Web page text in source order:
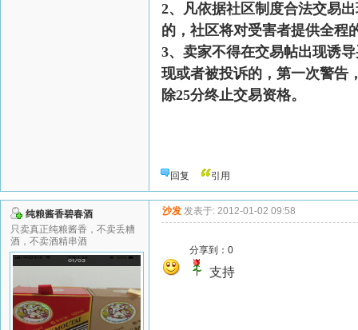
2、凡依据社区制度合法交易
的，社区将对受害者提供全程
3、卖家不得在交易帖出现诱
现或者被投诉的，第一次警告
除25分终止交易资格。
回复 引用
纯粮酱香碧春酒
只卖真正纯粮酱香，不卖丢糟
酒，不卖酒精串酒
沙发 发表于: 2012-01-02 09:58
分享到： 0
支持